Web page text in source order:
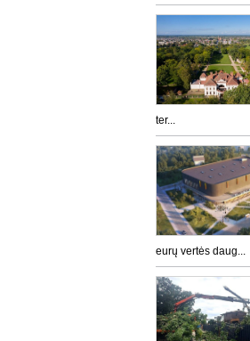
ter...
eurų vertės daug...